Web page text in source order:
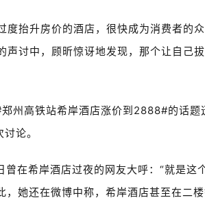
度抬升房价的酒店，很快成为消费者的
声讨中，顾昕惊讶地发现，那个让自己
州高铁站希岸酒店涨价到2888#的话
论。
在希岸酒店过夜的网友大呼：“就是这
，她还在微博中称，希岸酒店甚至在二